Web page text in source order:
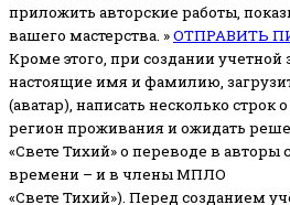
приложить авторские работы,
вашего мастерства. »ОТПРАВИТЬ
Кроме этого, при создании учетной
настоящие имя и фамилию,
(аватар), написать несколько строк
регион проживания и ожидать
«Свете Тихий» о переводе в авторы
времени – и в члены МПЛО
«Свете Тихий»). Перед созданием